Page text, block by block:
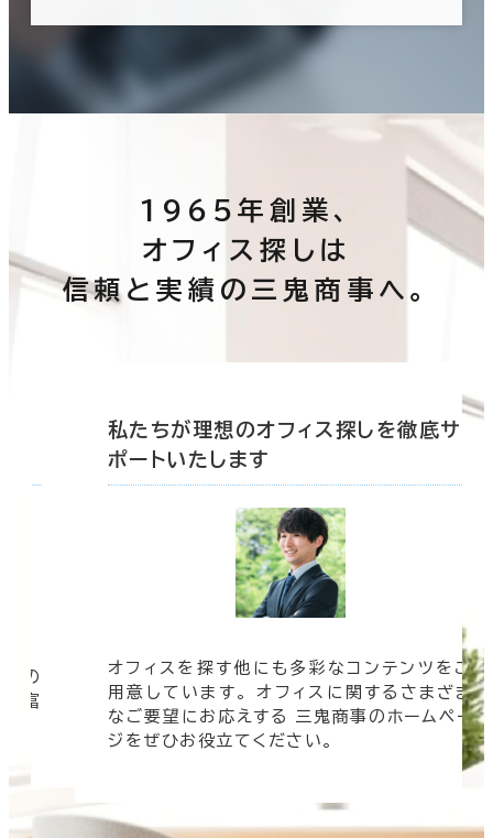
1965年創業、
オフィス探しは
信頼と実績の三鬼商事へ。
の
豊富
私たちが理想のオフィス探しを徹底サ
ポートいたします
オフィスを探す他にも多彩なコンテンツをご
用意しています。 オフィスに関するさまざま
なご要望にお応えする 三鬼商事のホームペー
ジをぜひお役立てください。